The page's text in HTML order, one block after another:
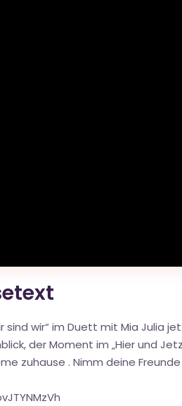
sind wir“ im Duett mit Mia Julia
der Moment im „Hier und
zuhause . Nimm deine